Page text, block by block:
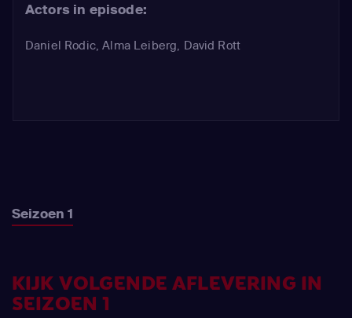
geworden. Geen van hen lijkt daarom
Actors in episode:
Daniel Rodic,Alma Leiberg, David Rott
Seizoen 1
KIJK VOLGENDE AFLEVERING IN
SEIZOEN 1